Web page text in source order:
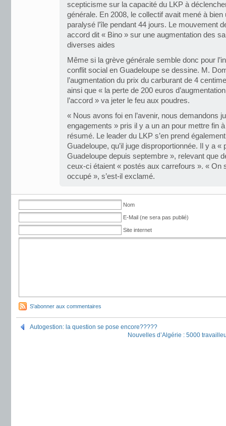
scepticisme sur la capacité du LKP à
générale. En 2008, le collectif avait mené à
paralysé l’île pendant 44 jours. Le mouvement
accord dit « Bino » sur une augmentation des
diverses aides
Même si la grève générale semble donc pour
conflit social en Guadeloupe se dessine. M.
l’augmentation du prix du carburant de 4
ainsi que « la perte de 200 euros
l’accord » va jeter le feu aux poudres.
« Nous avons foi en l’avenir, nous demandons
engagements » pris il y a un an pour mettre fin
résumé. Le leader du LKP s’en prend
Guadeloupe, qu’il juge disproportionnée. Il y a
Guadeloupe depuis septembre », relevant que
ceux-ci étaient « postés aux carrefours ». « On
occupé », s’est-il exclamé.
Nom
E-Mail (ne sera pas publié)
Site internet
S'abonner aux commentaires
Autogestion: la question se pose encore?????
Nouvelles d’Algérie : 5000